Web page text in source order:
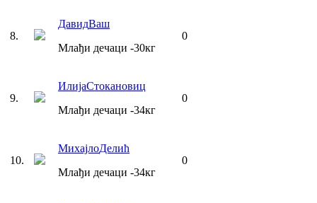
8.
ДавидВаш
Млађи дечаци -30кг
0
9.
ИлијаСтокановиц
Млађи дечаци -34кг
0
10.
МихајлоДелић
Млађи дечаци -34кг
0